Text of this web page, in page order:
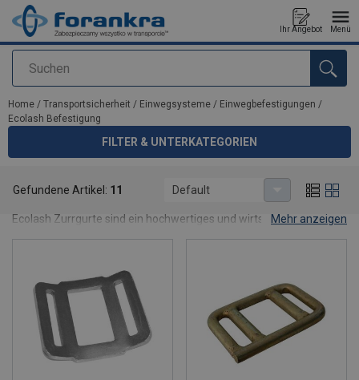
Suchen
Ihr Angebot Menü
Anfragen
Home / Transportsicherheit / Einwegsysteme / Einwegbefestigungen /
Ecolash Befestigung
FILTER & UNTERKATEGORIEN
Ecolash Zurrgurte sind ein hochwertiges und wirtschaftliches
Mehr anzeigen
Gefundene Artikel: 11 Default